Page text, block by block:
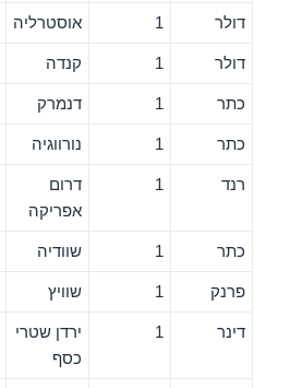
דולר 1 אוסטרליה
דולר 1 קנדה
כתר 1 דנמרק
כתר 1 נורווגיה
רנד 1
דרום
אפריקה
כתר 1 שוודיה
פרנק 1 שוויץ
דינר 1
ירדן שטרי
כסף